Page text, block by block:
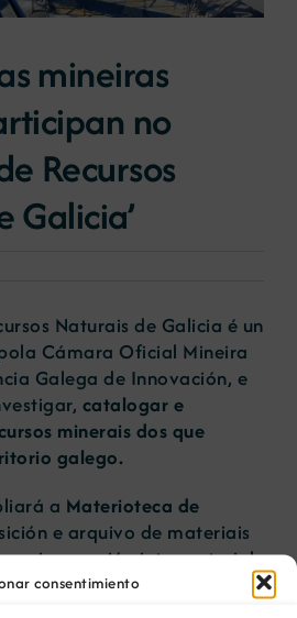
consentimiento
mineiras
no
Recursos
Galicia’
Naturais de Galicia é un
Cámara Oficial Mineira
Galega de Innovación, e
catalogar e
minerais dos que
galego.
a Materioteca de
e arquivo de materiais
a innovación intersectorial,
a través de